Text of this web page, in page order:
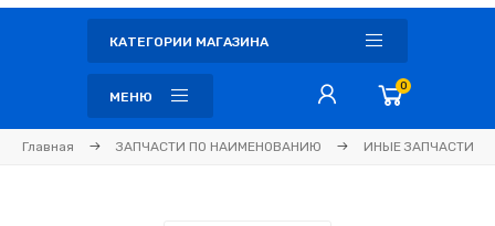
КАТЕГОРИИ МАГАЗИНА
МЕНЮ
0
Главная ЗАПЧАСТИ ПО НАИМЕНОВАНИЮ ИНЫЕ ЗАПЧАСТИ